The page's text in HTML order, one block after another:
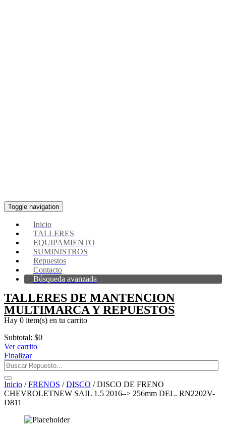
Toggle navigation
Inicio
TALLERES
EQUIPAMIENTO
SUMINISTROS
Repuestos
Contacto
Búsqueda avanzada
TALLERES DE MANTENCION
MULTIMARCA Y REPUESTOS
Hay 0 item(s) en tu carrito
Subtotal: $0
Ver carrito
Finalizar
Inicio /FRENOS /DISCO / DISCO DE FRENO
CHEVROLETNEW SAIL 1.5 2016–> 256mm DEL. RN2202V-
D811